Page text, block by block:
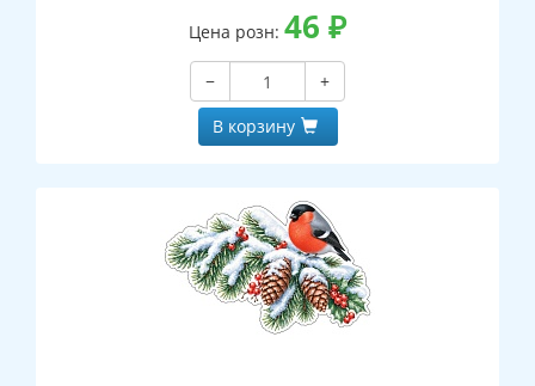
Цена розн: 46 ₽
−
+
В корзину